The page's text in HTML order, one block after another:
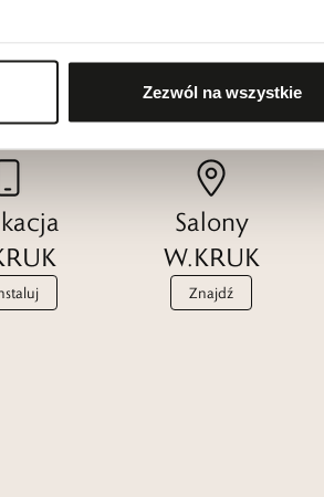
Zezwól na wszystkie
Salony
W.KRUK
Znajdź